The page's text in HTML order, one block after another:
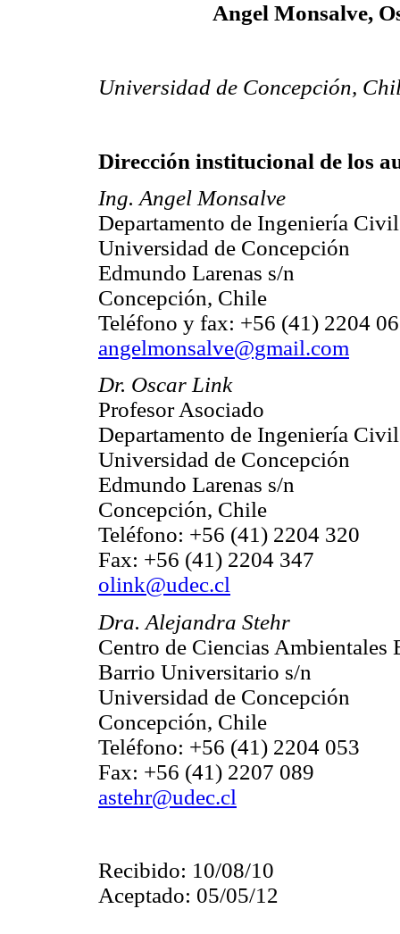
Angel Monsalve,
Universidad de Concepción,
Dirección institucional de los
Ing. Angel Monsalve
Departamento de Ingeniería Civil
Universidad de Concepción
Edmundo Larenas s/n
Concepción, Chile
Teléfono y fax: +56 (41) 2204
angelmonsalve@gmail.com
Dr. Oscar Link
Profesor Asociado
Departamento de Ingeniería Civil
Universidad de Concepción
Edmundo Larenas s/n
Concepción, Chile
Teléfono: +56 (41) 2204 320
Fax: +56 (41) 2204 347
olink@udec.cl
Dra. Alejandra Stehr
Centro de Ciencias
Barrio Universitario s/n
Universidad de Concepción
Concepción, Chile
Teléfono: +56 (41) 2204 053
Fax: +56 (41) 2207 089
astehr@udec.cl
Recibido: 10/08/10
Aceptado: 05/05/12